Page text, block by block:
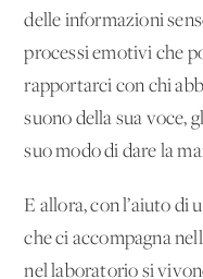
delle informazioni
processi emotivi che
rapportarci con chi
suono della sua voce,
suo modo di dare la
E allora, con l’aiuto di
che ci accompagna
nel laboratorio si